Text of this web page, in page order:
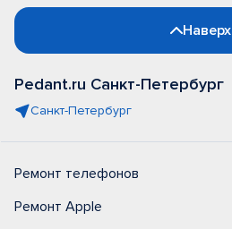
Наверх
Pedant.ru Санкт-Петербург
Санкт-Петербург
Ремонт телефонов
Ремонт Apple